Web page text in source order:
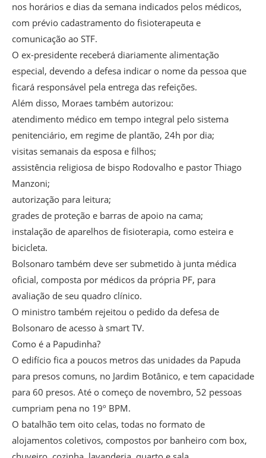
nos horários e dias da semana indicados pelos médicos,
com prévio cadastramento do fisioterapeuta e
comunicação ao STF.
O ex-presidente receberá diariamente alimentação
especial, devendo a defesa indicar o nome da pessoa que
ficará responsável pela entrega das refeições.
Além disso, Moraes também autorizou:
atendimento médico em tempo integral pelo sistema
penitenciário, em regime de plantão, 24h por dia;
visitas semanais da esposa e filhos;
assistência religiosa de bispo Rodovalho e pastor Thiago
Manzoni;
autorização para leitura;
grades de proteção e barras de apoio na cama;
instalação de aparelhos de fisioterapia, como esteira e
bicicleta.
Bolsonaro também deve ser submetido à junta médica
oficial, composta por médicos da própria PF, para
avaliação de seu quadro clínico.
O ministro também rejeitou o pedido da defesa de
Bolsonaro de acesso à smart TV.
Como é a Papudinha?
O edifício fica a poucos metros das unidades da Papuda
para presos comuns, no Jardim Botânico, e tem capacidade
para 60 presos. Até o começo de novembro, 52 pessoas
cumpriam pena no 19º BPM.
O batalhão tem oito celas, todas no formato de
alojamentos coletivos, compostos por banheiro com box,